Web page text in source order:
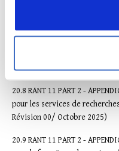
procédures de vol aux
00/ Octobre 2025)
20.8 RANT 11 PART 2 -
pour les services de
Révision 00/ Octobre 2025)
20.9 RANT 11 PART 2 -